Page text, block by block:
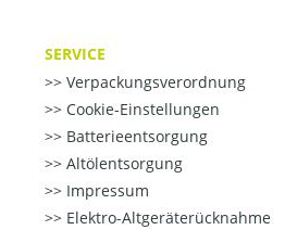
SERVICE
Verpackungsverordnung
Cookie-Einstellungen
Batterieentsorgung
Altölentsorgung
Impressum
Elektro-Altgeräterücknahme